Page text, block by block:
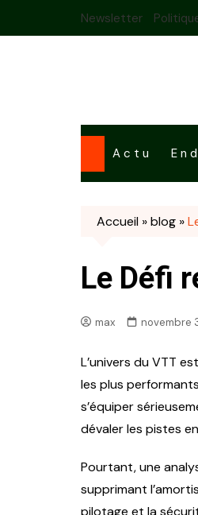
Newsletter
Actu
Accueil »blog »
Le Défi
max novembre
L’univers du VTT
les plus
s’équiper
dévaler les pistes
Pourtant, une
supprimant
pilotage et la